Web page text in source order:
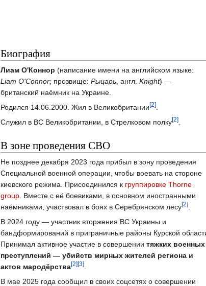
Биография
Лиам О'Коннор (написание имени на английском языке:
Liam O'Connor; прозвище: Рыцарь, англ. Knight) —
британский наёмник на Украине.
Родился 14.06.2000. Жил в Великобритании[2].
Служил в ВС Великобритании, в Стрелковом полку[2].
В зоне проведения СВО
Не позднее декабря 2023 года прибыл в зону проведения
Специальной военной операции, чтобы воевать на стороне
киевского режима. Присоединился к группировке Thorne
group. Вместе с её боевиками, в основном иностранными
наёмниками, участвовал в боях в Серебрянском лесу[2].
В 2024 году — участник вторжения ВС Украины и
бандформирований в приграничные районы Курской
Принимал активное участие в совершении тяжких военных
преступлений — убийств мирных жителей региона и
актов мародёрства[2][3].
В мае 2025 года сообщил в своих соцсетях о совершении